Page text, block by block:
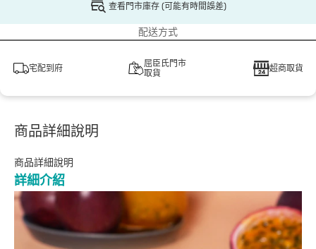
查看門市庫存 (可能有時間誤差)
配送方式
宅配到府
屈臣氏門市
取貨
超商取貨
商品詳細說明
商品詳細說明
詳細介紹